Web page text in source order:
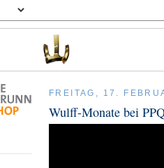
FREITAG, 17.
Wulff-Monate bei